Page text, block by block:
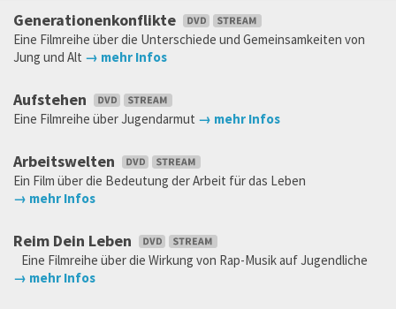
Generationenkonflikte
Eine Filmreihe über die Unterschiede und Gemeinsamkeiten von
Jung und Alt → mehr Infos
Aufstehen
Eine Filmreihe über Jugendarmut → mehr Infos
Arbeitswelten
Ein Film über die Bedeutung der Arbeit für das Leben
→ mehr Infos
Reim Dein Leben
Eine Filmreihe über die Wirkung von Rap-Musik auf Jugendliche
→ mehr Infos